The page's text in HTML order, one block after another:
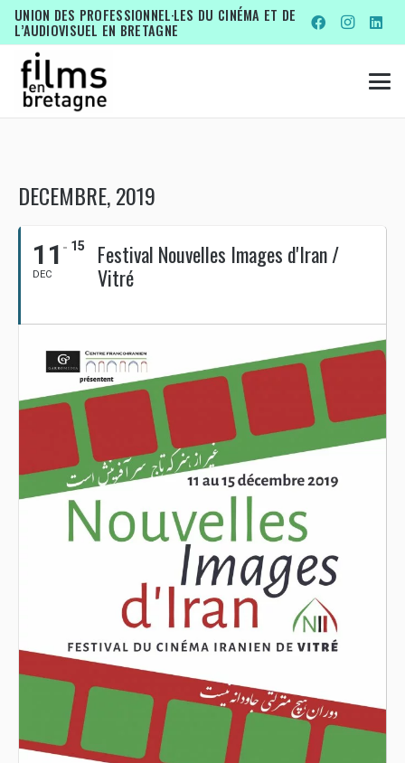
UNION DES PROFESSIONNEL·LES DU CINÉMA ET DE
L’AUDIOVISUEL EN BRETAGNE
DECEMBRE, 2019
11
DEC
15
Festival Nouvelles Images d'Iran /
Vitré